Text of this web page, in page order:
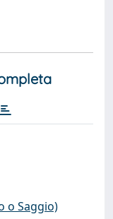
o Saggio)